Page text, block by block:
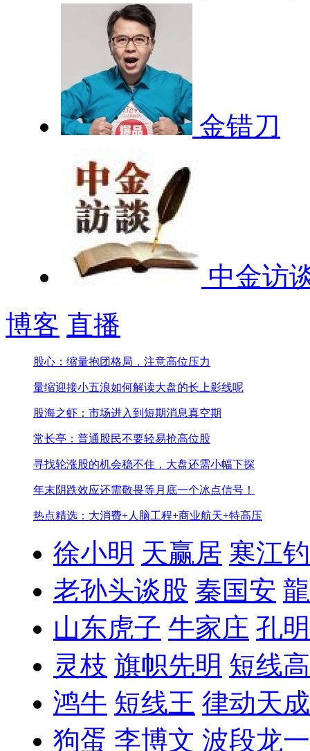
金错刀
中金访
博客 直播
股心：缩量抱团格局，注意高位压力
量缩迎接小五浪如何解读大盘的长上影线呢
股海之虾：市场进入到短期消息真空期
常长亭：普通股民不要轻易抢高位股
寻找轮涨股的机会稳不住，大盘还需小幅下探
年末阴跌效应还需敬畏等月底一个冰点信号！
热点精选：大消费+人脑工程+商业航天+特高压
徐小明 天赢居 寒江
老孙头谈股 秦国安
山东虎子 牛家庄 孔
灵枝 旗帜先明 短线
鸿牛 短线王 律动天成
狗蛋 李博文 波段龙一